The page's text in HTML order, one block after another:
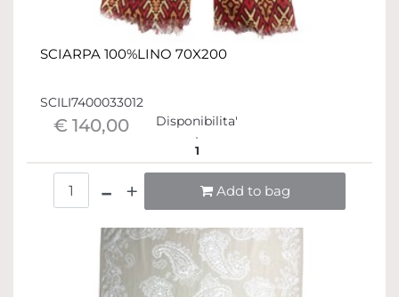
SCIARPA 100%LINO 70X200
SCILI7400033012
€ 140,00 Disponibilita'
1
Add to bag